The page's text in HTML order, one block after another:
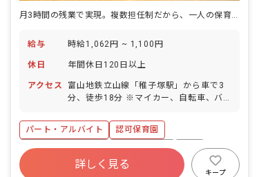
月3時間の残業で実現。複数担任制だから、一人の保育士の負荷は限定的。
給与 時給1,062円 ~ 1,100円
休日 年間休日120日以上
アクセス
富山地鉄立山線「稚子塚駅」から車で3
分、徒歩18分 ※マイカー、自転車、バ
備）
パート・アルバイト
認可保育園
年間休日120日以上
社会保険完備
残業少なめ
産休育休制度
詳しく見る
キープ